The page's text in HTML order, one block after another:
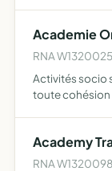
Academie
RNA
Activités socio
toute
Academy
RNA